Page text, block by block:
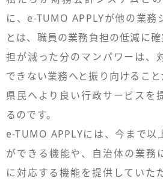
に、e-TUMO APPLYが他の業務
とは、職員の業務負担の低減に
担が減った分のマンパワーは、
できない業務へと振り向けること
県民へより良い行政サービスを
るのです。
e-TUMO APPLYには、今まで以
ができる機能や、自治体の業務
に対応する機能を提供していた